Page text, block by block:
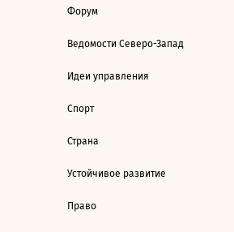
Форум
Ведомости Северо-Запад
Идеи управления
Спорт
Страна
Устойчивое развитие
Право